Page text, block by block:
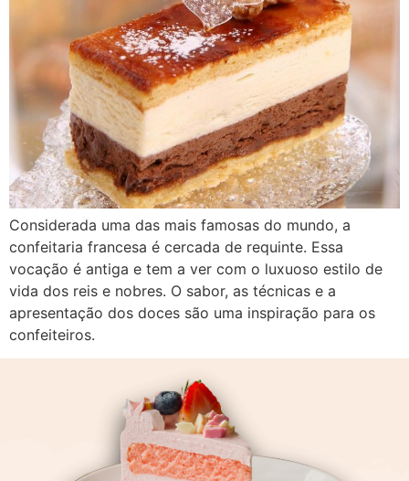
Considerada uma das mais famosas do mundo, a
confeitaria francesa é cercada de requinte. Essa
vocação é antiga e tem a ver com o luxuoso estilo de
vida dos reis e nobres. O sabor, as técnicas e a
apresentação dos doces são uma inspiração para os
confeiteiros.